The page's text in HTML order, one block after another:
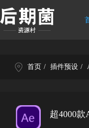
首页 / 插件预设 /
超4000